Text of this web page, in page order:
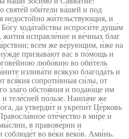
оби́тели ва́шей и под
недосто́йно жи́тельствующия, и
хода́тайствы испроси́те душа́м
жития́ исправле́ние и ве́чных благ
всем же ве́рующим, и́же на
призыва́ют вас в по́мощь и
любо́вию во оби́тель
излива́ти вся́кую благода́ть и
вся́кия сопроти́вныя си́лы, от
зла́го обстоя́ния и подаю́ще им
теле́сней по́льзе. Наипа́че же
да утверди́т и укрепи́т Це́рковь
оте́чество в ми́ре и
в правове́рии и
соблюде́т во ве́ки веко́в. Ами́нь.